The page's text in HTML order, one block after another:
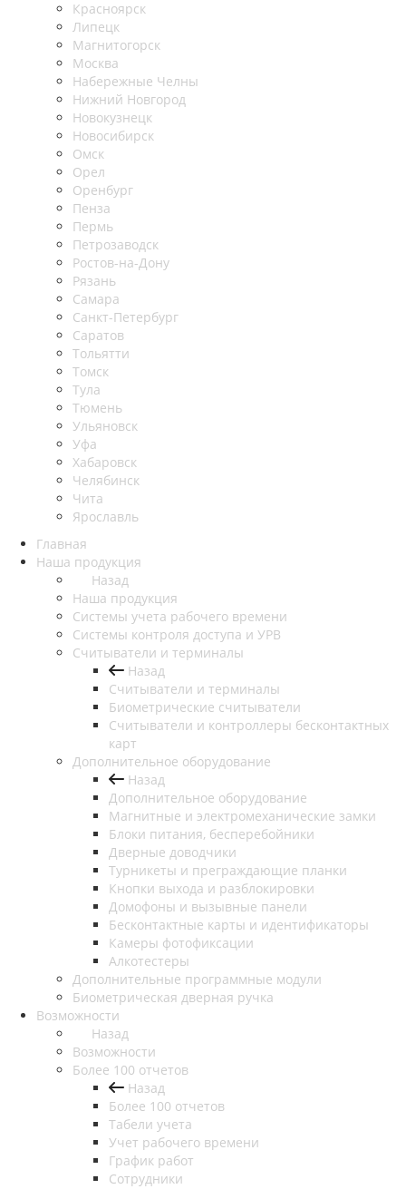
Красноярск
Липецк
Магнитогорск
Москва
Набережные Челны
Нижний Новгород
Новокузнецк
Новосибирск
Омск
Орел
Оренбург
Пенза
Пермь
Петрозаводск
Ростов-на-Дону
Рязань
Самара
Санкт-Петербург
Саратов
Тольятти
Томск
Тула
Тюмень
Ульяновск
Уфа
Хабаровск
Челябинск
Чита
Ярославль
Главная
Наша продукция
Назад
Наша продукция
Cистемы учета рабочего времени
Системы контроля доступа и УРВ
Считыватели и терминалы
Назад
Считыватели и терминалы
Биометрические считыватели
Считыватели и контроллеры бесконтактных
карт
Дополнительное оборудование
Назад
Дополнительное оборудование
Магнитные и электромеханические замки
Блоки питания, бесперебойники
Дверные доводчики
Турникеты и преграждающие планки
Кнопки выхода и разблокировки
Домофоны и вызывные панели
Бесконтактные карты и идентификаторы
Камеры фотофиксации
Алкотестеры
Дополнительные программные модули
Биометрическая дверная ручка
Возможности
Назад
Возможности
Более 100 отчетов
Назад
Более 100 отчетов
Табели учета
Учет рабочего времени
График работ
Сотрудники